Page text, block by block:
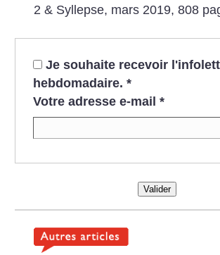
2 & Syllepse, mars 2019, 808
Je souhaite recevoir
hebdomadaire. *
Votre adresse e-mail *
Valider